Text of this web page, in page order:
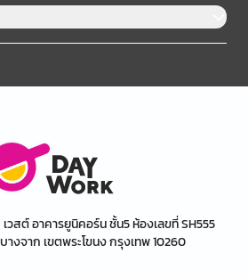
เวสต์ อาคารยูนิคอร์น ชั้น5 ห้องเลขที่ SH555
งจาก เขตพระโขนง กรุงเทพ 10260